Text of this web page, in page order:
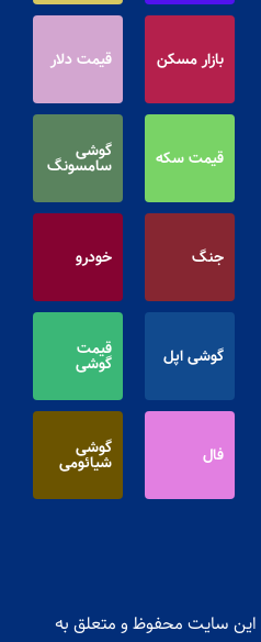
بازار مسکن قیمت دلار
قیمت سکه گوشی
سامسونگ
جنگ خودرو
گوشی اپل قیمت
گوشی
فال گوشی
شیائومی
سایت محفوظ و متعلق به